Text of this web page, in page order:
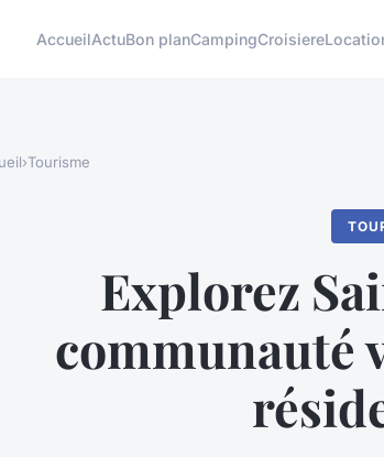
AccueilActuBon planCampingCroisiere
›Tourisme
Explorez
communauté